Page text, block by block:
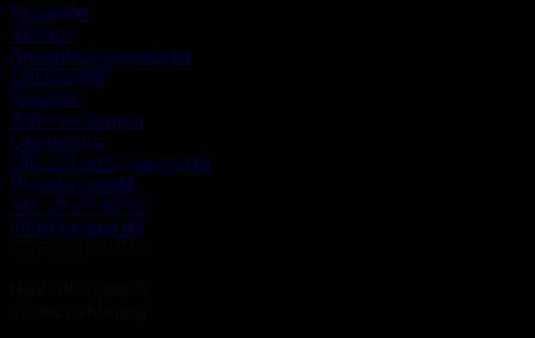
Produkter
Service
Anvendelsesområder
Om Geopal
Gasarter
Job hos Geopal
Lovgivning
Ofte Stillede Spørgsmål
Privatlivspolitik
+45 45 67 06 00
info@geopal.dk